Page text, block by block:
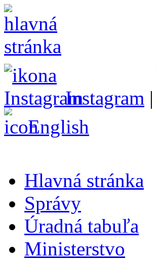
Instagram |
English
Hlavná stránka
Správy
Úradná tabuľa
Ministerstvo